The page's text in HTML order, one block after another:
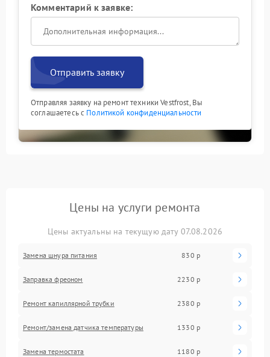
Комментарий к заявке:
Отправить заявку
Отправляя заявку на ремонт техники Vestfrost, Вы
соглашаетесь с Политикой конфиденциальности
Цены на услуги ремонта
Цены актуальны на текущую дату 07.08.2026
Замена шнура питания 830 р
Заправка фреоном 2230 р
Ремонт капиллярной трубки 2380 р
Ремонт/замена датчика температуры 1330 р
Замена термостата 1180 р